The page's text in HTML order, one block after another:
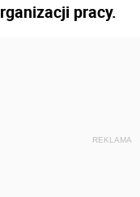
pracy.
REKLAMA